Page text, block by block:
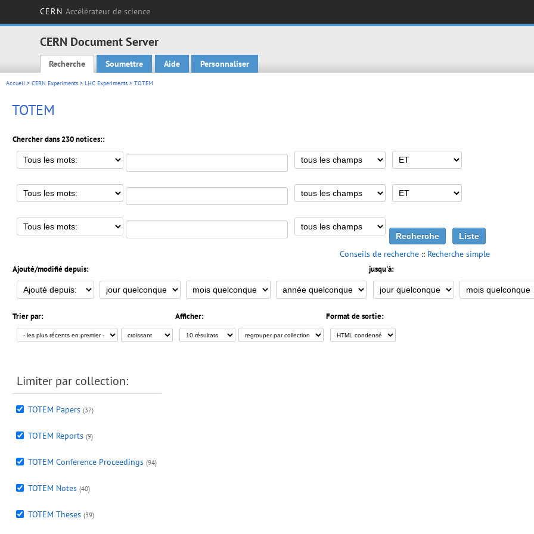
CERN Accélérateur de science
CERN Document Server
Main menu
Recherche Soumettre Aide Personnaliser
Accueil > CERN Experiments > LHC Experiments > TOTEM
TOTEM
Chercher dans 230 notices::
Conseils de recherche :: Recherche simple
Ajouté/modifié depuis: jusqu'à:
Trier par: Afficher: Format de sortie:
Limiter par collection:
TOTEM Papers (37)
TOTEM Reports (9)
TOTEM Conference Proceedings (94)
TOTEM Notes (40)
TOTEM Theses (39)